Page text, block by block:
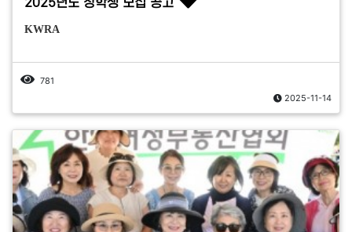
2025년도 장학생 모집 공고
KWRA
781
2025-11-14